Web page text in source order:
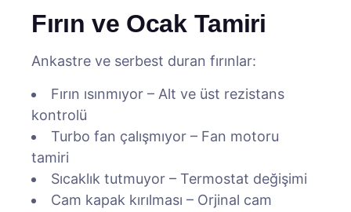
Fırın ve Ocak Tamiri
Ankastre ve serbest duran fırınlar:
Fırın ısınmıyor – Alt ve üst rezistans
kontrolü
Turbo fan çalışmıyor – Fan motoru
tamiri
Sıcaklık tutmuyor – Termostat değişimi
Cam kapak kırılması – Orjinal cam